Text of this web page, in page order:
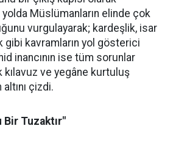
yolda Müslümanların elinde çok
vurgulayarak; kardeşlik, isar
gibi kavramların yol gösterici
inancının ise tüm sorunlar
kılavuz ve yegâne kurtuluş
çizdi.
Bir Tuzaktır"